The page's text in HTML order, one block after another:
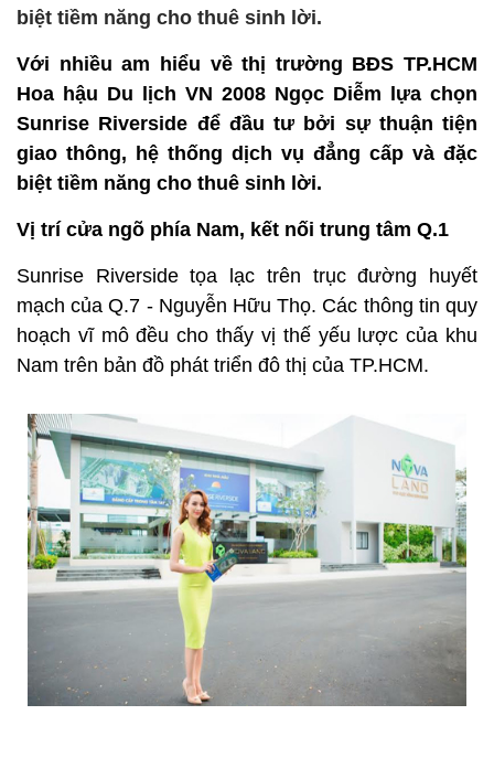
biệt tiềm năng cho thuê sinh lời.
Với nhiều am hiểu về thị trường BĐS TP.HCM
Hoa hậu Du lịch VN 2008 Ngọc Diễm lựa chọn
Sunrise Riverside để đầu tư bởi sự thuận tiện
giao thông, hệ thống dịch vụ đẳng cấp và đặc
biệt tiềm năng cho thuê sinh lời.
Vị trí cửa ngõ phía Nam, kết nối trung tâm Q.1
Sunrise Riverside tọa lạc trên trục đường huyết
mạch của Q.7 - Nguyễn Hữu Thọ. Các thông tin quy
hoạch vĩ mô đều cho thấy vị thế yếu lược của khu
Nam trên bản đồ phát triển đô thị của TP.HCM.